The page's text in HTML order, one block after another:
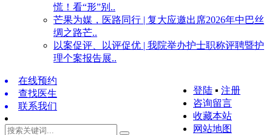
慌！看“形”别..
芒果为媒，医路同行 | 复大应邀出席2026年中巴丝
绸之路芒..
以案促评、以评促优 | 我院举办护士职称评聘暨护
理个案报告展..
登陆 ▪ 注册
咨询留言
收藏本站
网站地图
在线预约
查找医生
联系我们